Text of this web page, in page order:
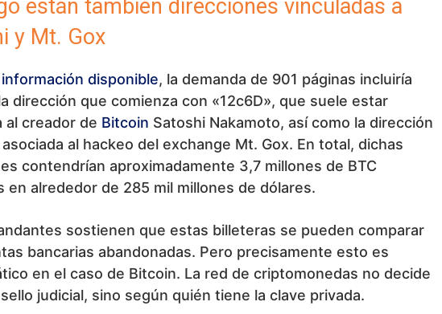
están también direcciones vinculadas a
y Mt. Gox
disponible, la demanda de 901 páginas incluiría
dirección que comienza con «12c6D», que suele estar
al creador de Bitcoin Satoshi Nakamoto, así como la dirección
asociada al hackeo del exchange Mt. Gox. En total, dichas
contendrían aproximadamente 3,7 millones de BTC
en alrededor de 285 mil millones de dólares.
sostienen que estas billeteras se pueden comparar
bancarias abandonadas. Pero precisamente esto es
en el caso de Bitcoin. La red de criptomonedas no decide
judicial, sino según quién tiene la clave privada.